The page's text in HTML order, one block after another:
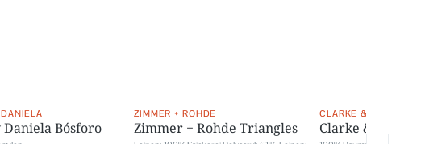
Daniela Bósforo
ZIMMER + ROHDE
Zimmer + Rohde Triangles
CLARKE & CLARKE
Clarke &